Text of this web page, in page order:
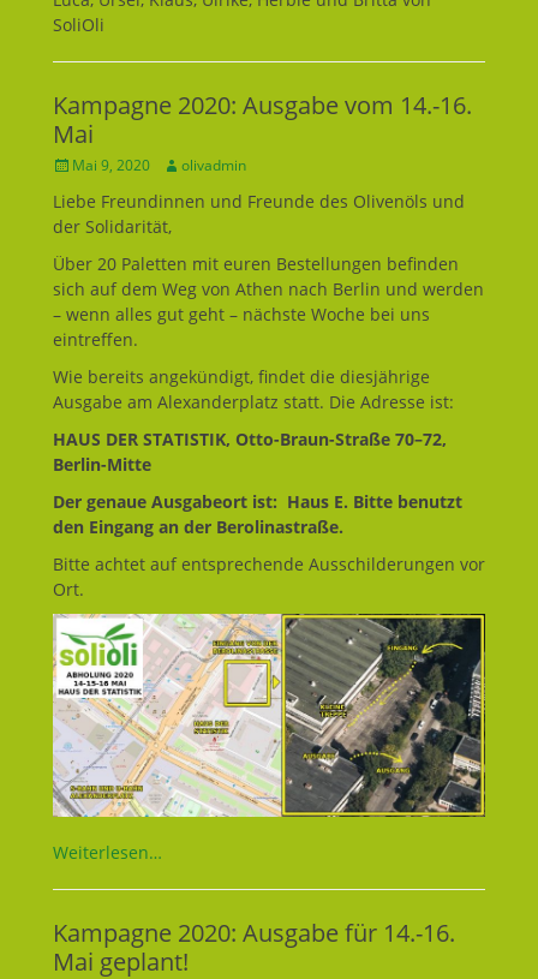
SoliOli
Kampagne 2020: Ausgabe vom 14.-16.
Mai
Geposted
Mai 9, 2020 Autorolivadmin
Liebe Freundinnen und Freunde des Olivenöls und
der Solidarität,
Über 20 Paletten mit euren Bestellungen befinden
sich auf dem Weg von Athen nach Berlin und werden
– wenn alles gut geht – nächste Woche bei uns
eintreffen.
Wie bereits angekündigt, findet die diesjährige
Ausgabe am Alexanderplatz statt. Die Adresse ist:
HAUS DER STATISTIK, Otto-Braun-Straße 70–72,
Berlin-Mitte
Der genaue Ausgabeort ist: Haus E. Bitte benutzt
den Eingang an der Berolinastraße.
Bitte achtet auf entsprechende Ausschilderungen vor
Ort.
Weiterlesen…
Kampagne 2020: Ausgabe für 14.-16.
Mai geplant!